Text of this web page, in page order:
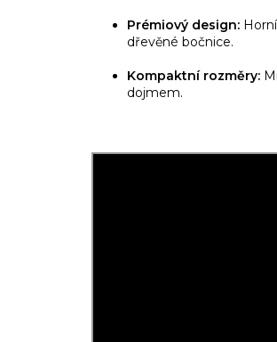
Prémiový design:
dřevěné bočnice.
Kompaktní rozměry:
dojmem.